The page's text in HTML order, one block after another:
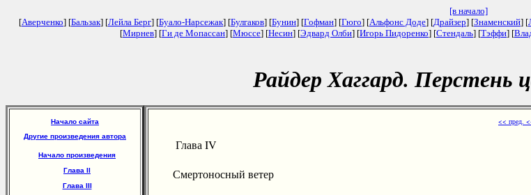
[в начало]
[Аверченко] [Бальзак] [Лейла Берг] [Буало-Нарсежак] [Булгаков] [Бунин] [Гофман] [Гюго] [Альфонс Доде] [Драйзер] [Знаменский] [
[Мирнев] [Ги де Мопассан] [Мюссе] [Несин] [Эдвард Олби] [Игорь Пидоренко] [Стендаль] [Тэффи] [
Райдер Хаггард. Перстень
Начало сайта
Другие произведения автора
Начало произведения
Глава II
Глава III
<< пред.
Глава IV
Смертоносный ветер